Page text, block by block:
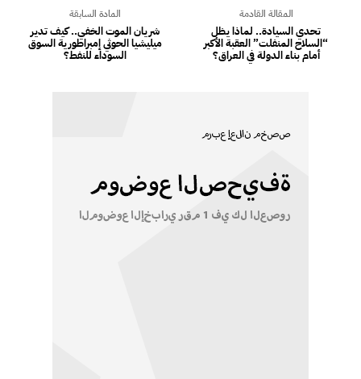
المادة السابقة
شريان الموت الخفي.. كيف تدير
ميليشيا الحوثي إمبراطورية السوق
السوداء للنفط؟
المقالة القادمة
تحدي السيادة.. لماذا يظل
“السلاح المنفلت” العقبة الأكبر
أمام بناء الدولة في العراق؟